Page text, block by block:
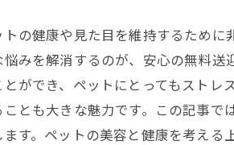
の健康や見た目を維持するため
みを解消するのが、安心の無料
ができ、ペットにとってもスト
とも大きな魅力です。この記事
す。ペットの美容と健康を考える